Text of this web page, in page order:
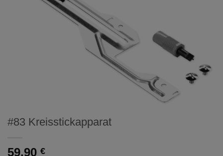
#83 Kreisstickapparat
59,90 €